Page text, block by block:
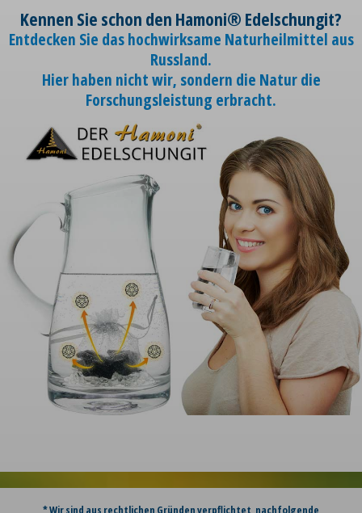
Kennen Sie schon den Hamoni® Edelschungit?
Entdecken Sie das hochwirksame Naturheilmittel aus
Russland.
Hier haben nicht wir, sondern die Natur die
Forschungsleistung erbracht.
* Wir sind aus rechtlichen Gründen verpflichtet, nachfolgende